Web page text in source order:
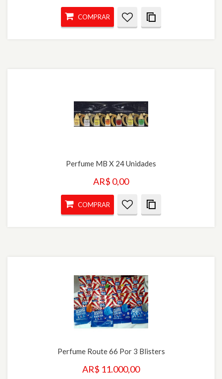
COMPRAR
Perfume MB X 24 Unidades
AR$ 0,00
COMPRAR
Perfume Route 66 Por 3 Blisters
AR$ 11.000,00